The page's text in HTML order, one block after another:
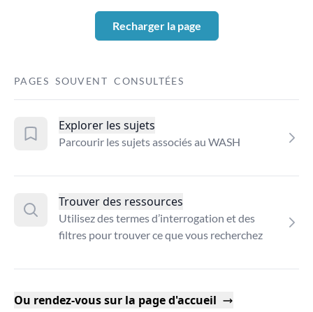
Recharger la page
PAGES SOUVENT CONSULTÉES
Explorer les sujets
Parcourir les sujets associés au WASH
Trouver des ressources
Utilisez des termes d’interrogation et des
filtres pour trouver ce que vous recherchez
Ou rendez-vous sur la page d'accueil